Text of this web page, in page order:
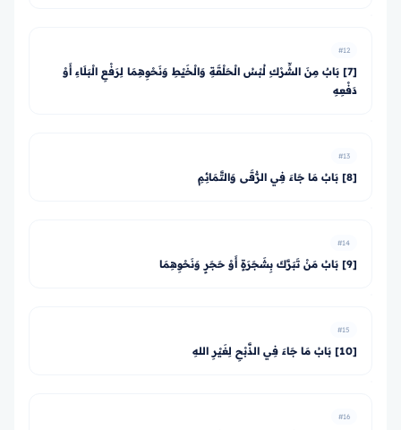
#12
[7] بَابٌ مِنَ الشِّرْكِ لُبْسُ الْحَلْقَةِ وَالْخَيْطِ وَنَحْوِهِمَا لِرَفْعِ الْبَلَاءِ أَوْ
دَفْعِهِ
#13
[8] بَابُ مَا جَاءَ فِي الرُّقَى وَالتَّمَائِمِ
#14
[9] بَابُ مَنْ تَبَرَّكَ بِشَجَرَةٍ أَوْ حَجَرٍ وَنَحْوِهِمَا
#15
[10] بَابُ مَا جَاءَ فِي الذَّبْحِ لِغَيْرِ اللهِ
#16